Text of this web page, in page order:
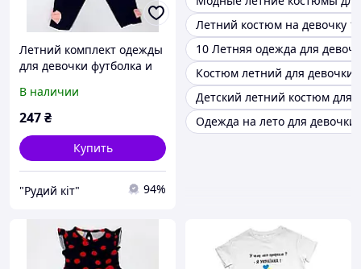
Летний комплект одежды
для девочки футболка и
Размеры 6/9 м /68/74 см
9/12 м 74/80 см Цвет
В наличии
247₴
Купить
"Рудий кіт" 94%
Летний костюм на девочку
10 Летняя одежда для
Костюм летний для девочки
Детский летний костюм для
Одежда на лето для девочки